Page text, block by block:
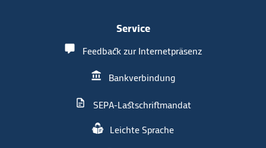
Service
Feedback zur Internetpräsenz
Bankverbindung
SEPA-Lastschriftmandat
Leichte Sprache